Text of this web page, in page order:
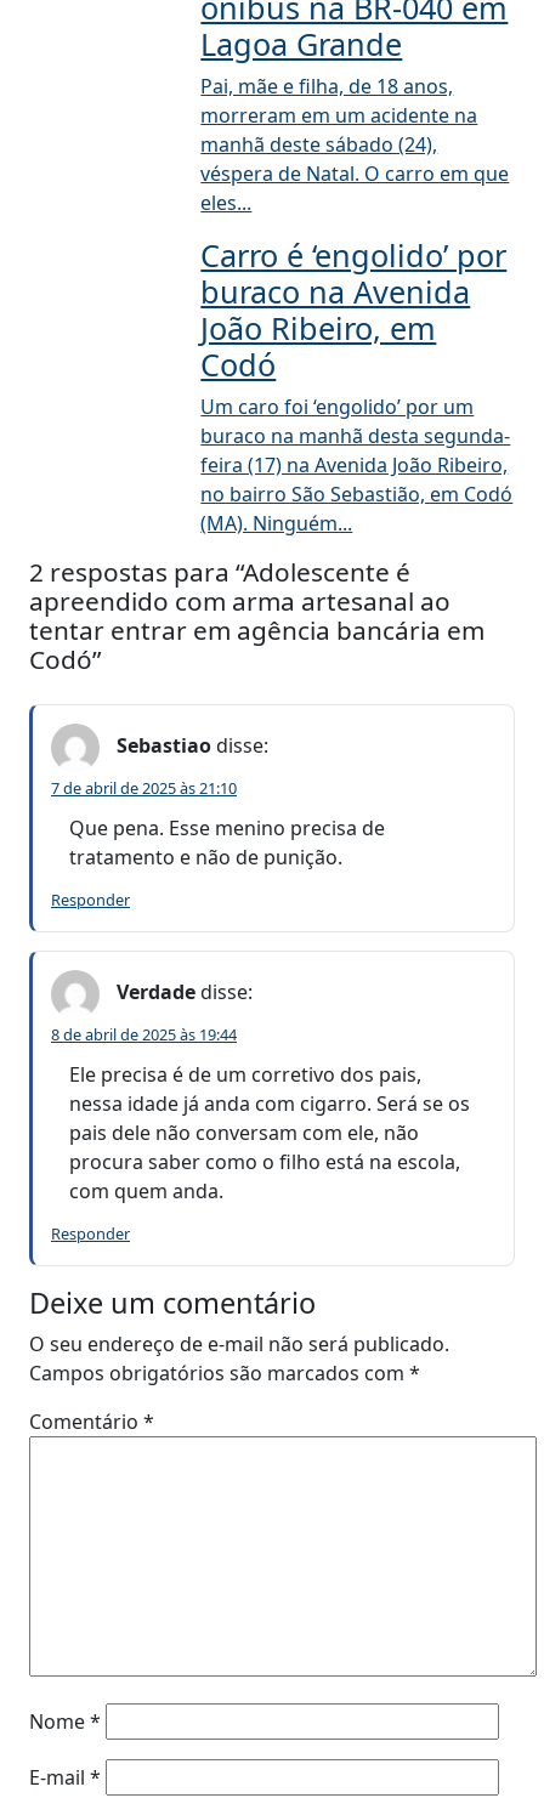
Lagoa Grande
Pai, mãe e filha, de 18 anos,
morreram em um acidente na
manhã deste sábado (24),
véspera de Natal. O carro em que
eles...
Carro é ‘engolido’ por
buraco na Avenida
João Ribeiro, em
Codó
Um caro foi ‘engolido’ por um
buraco na manhã desta segunda-
feira (17) na Avenida João Ribeiro,
no bairro São Sebastião, em Codó
(MA). Ninguém...
2 respostas para “Adolescente é
apreendido com arma artesanal ao
tentar entrar em agência bancária em
Codó”
Sebastiaodisse:
7 de abril de 2025 às 21:10
Que pena. Esse menino precisa de
tratamento e não de punição.
Responder
Verdadedisse:
8 de abril de 2025 às 19:44
Ele precisa é de um corretivo dos pais,
nessa idade já anda com cigarro. Será se os
pais dele não conversam com ele, não
procura saber como o filho está na escola,
com quem anda.
Responder
Deixe um comentário
O seu endereço de e-mail não será publicado.
Campos obrigatórios são marcados com *
Comentário *
Nome*
E-mail *